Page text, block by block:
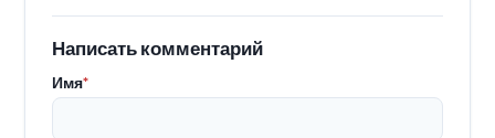
Написать комментарий
Имя*